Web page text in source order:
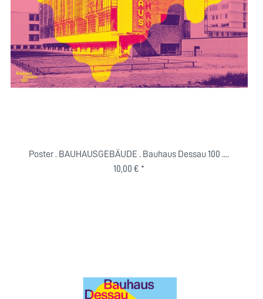
Poster . BAUHAUSGEBÄUDE . Bauhaus Dessau 100 ....
10,00 € *